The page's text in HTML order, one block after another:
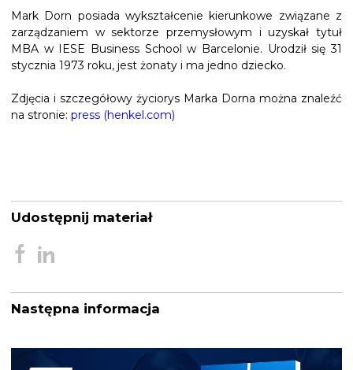
Mark Dorn posiada wykształcenie kierunkowe związane z
zarządzaniem w sektorze przemysłowym i uzyskał tytuł
MBA w IESE Business School w Barcelonie. Urodził się 31
stycznia 1973 roku, jest żonaty i ma jedno dziecko.
Zdjęcia i szczegółowy życiorys Marka Dorna można znaleźć
na stronie: press (henkel.com)
Udostępnij materiał
Następna informacja
Nawigacja
wpisu